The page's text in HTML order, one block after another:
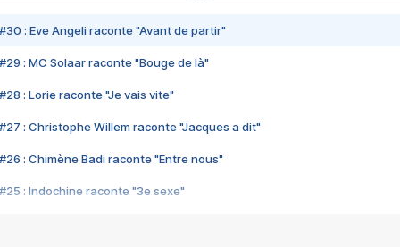
#30 : Eve Angeli raconte "Avant de partir"
#29 : MC Solaar raconte "Bouge de là"
#28 : Lorie raconte "Je vais vite"
#27 : Christophe Willem raconte "Jacques a dit"
#26 : Chimène Badi raconte "Entre nous"
#25 : Indochine raconte "3e sexe"